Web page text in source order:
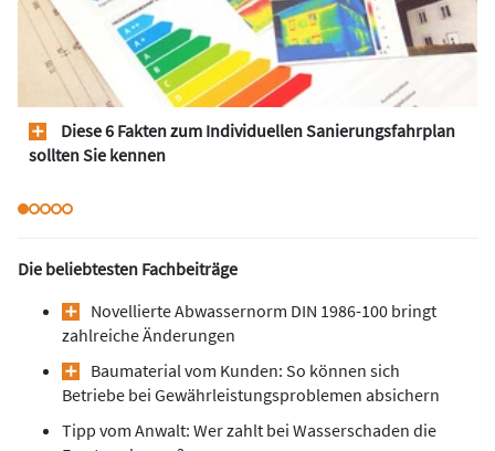
Diese 6 Fakten zum Individuellen Sanierungsfahrplan
sollten Sie kennen
Die beliebtesten Fachbeiträge
Novellierte Abwassernorm DIN 1986-100 bringt
zahlreiche Änderungen
Baumaterial vom Kunden: So können sich
Betriebe bei Gewährleistungsproblemen absichern
Tipp vom Anwalt: Wer zahlt bei Wasserschaden die